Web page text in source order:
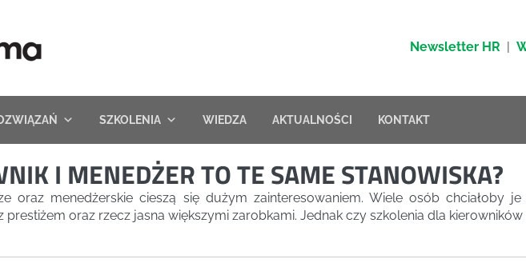
Newsletter HR |
SZKOLENIA WIEDZA AKTUALNOŚCI KONTAKT
I MENEDŻER TO TE SAME STANOWISKA?
oraz menedżerskie cieszą się dużym zainteresowaniem. Wiele osób chciałoby
prestiżem oraz rzecz jasna większymi zarobkami. Jednak czy szkolenia dla